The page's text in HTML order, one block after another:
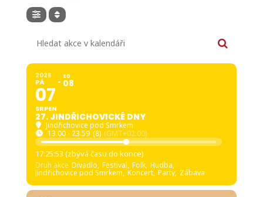
2026
PÁ
07
SRPEN
SO
08
27. JINDŘICHOVICKÉ DNY
Jindřichovice pod Smrkem
13.00 - 23.59 (8) (GMT+02:00)
17:25:52 (zbývá času do konce)
Druh akce Divadlo, Festival, Folk, Hudba,
Jindřichovice pod Smrkem, Koncert, Party, Zábava